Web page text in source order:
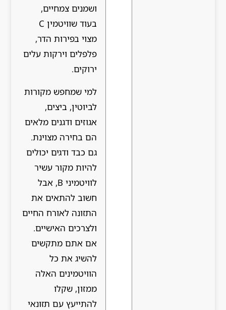
ושמנים צמחיים,
בעוד שוויטמין C
מצוי בפירות הדר,
פלפלים וירקות עלים
למי שמחפש מקורות
לביוטין, ביצים,
אגוזים ודגנים מלאים
הם בחירה מצוינת.
גם כבד ודגים יכולים
להיות מקור עשיר
לוויטמיני B, אבל
חשוב להתאים את
התזונה לאורח החיים
ולצרכים האישיים.
אם אתם מתקשים
להשיג את כל
הוויטמינים האלה
ממזון, שקלו
להתייעץ עם תזונאי